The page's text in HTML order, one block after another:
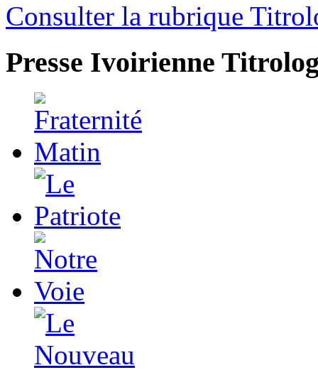
Consulter la rubrique
Presse Ivoirienne